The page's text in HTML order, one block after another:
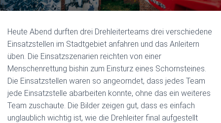
U
C
T
E
Heute Abend durften drei Drehleiterteams drei verschiedene
Einsatzstellen im Stadtgebiet anfahren und das Anleitern
üben. Die Einsatzszenarien reichten von einer
Menschenrettung bishin zum Einsturz eines Schornsteines.
Die Einsatzstellen waren so angeorndet, dass jedes Team
jede Einsatzstelle abarbeiten konnte, ohne das ein weiteres
Team zuschaute. Die Bilder zeigen gut, dass es einfach
unglaublich wichtig ist, wie die Drehleiter final aufgestellt